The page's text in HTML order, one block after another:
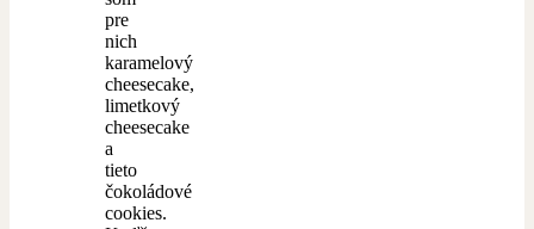
pre
nich
karamelový
cheesecake,
limetkový
cheesecake
a
tieto
čokoládové
cookies.